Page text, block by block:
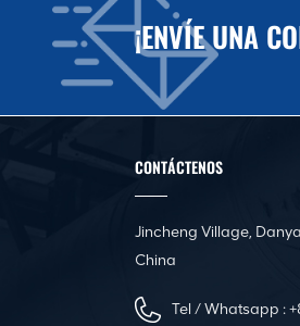
eléctrica
acero
Línea de
Línea de
¡ENVÍE UNA
CONTÁCTENOS
Jincheng Village,
China
Tel / Whatsapp :